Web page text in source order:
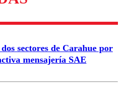
sectores de Carahue por
mensajería SAE